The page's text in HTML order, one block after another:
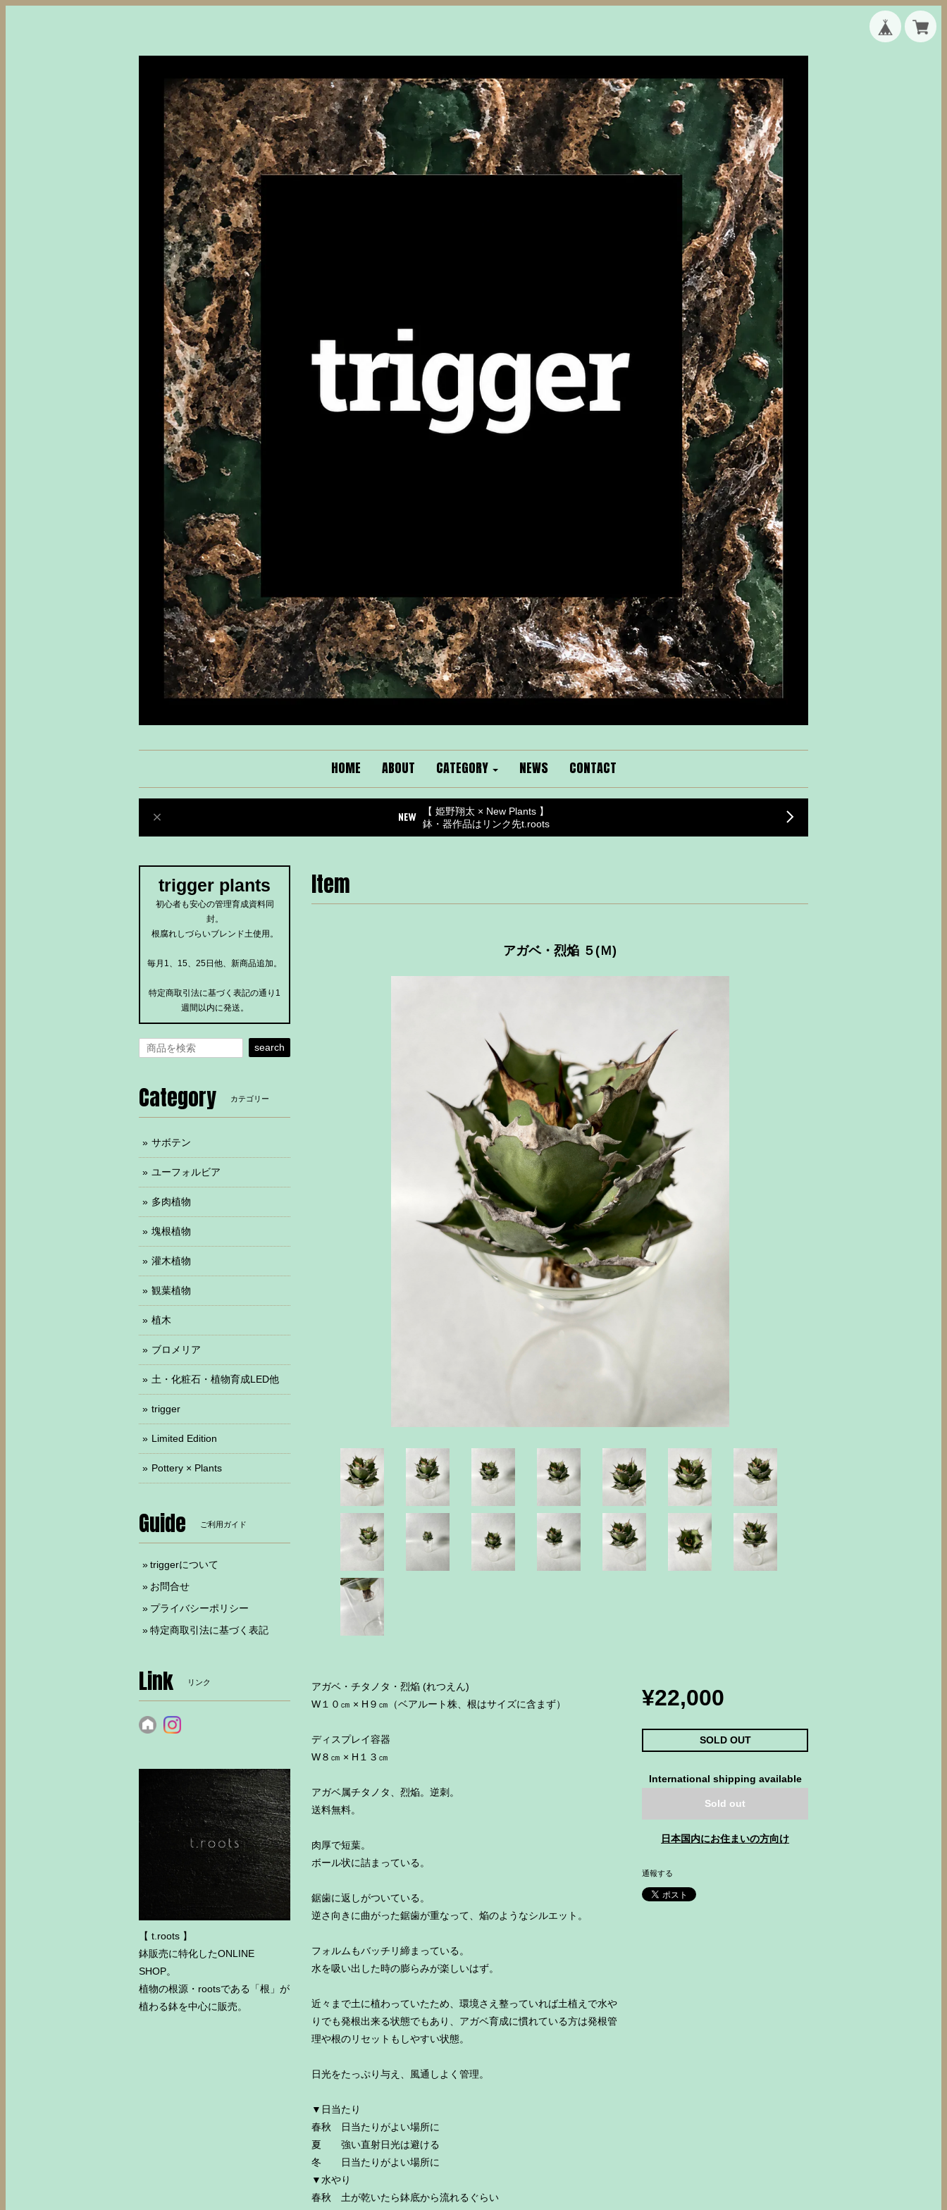
HOME ABOUT CATEGORY NEWS CONTACT
【 姫野翔太 × New Plants 】
鉢・器作品はリンク先t.roots
Item
アガベ・烈焔 ５(Ｍ)
アガベ・チタノタ・烈焔 (れつえん)
W１０㎝ × H９㎝（ベアルート株、根はサイズに含まず）
ディスプレイ容器
W８㎝ × H１３㎝
アガベ属チタノタ、烈焔。逆刺。
送料無料。
肉厚で短葉。
ボール状に詰まっている。
鋸歯に返しがついている。
逆さ向きに曲がった鋸歯が重なって、焔のようなシルエット。
フォルムもバッチリ締まっている。
水を吸い出した時の膨らみが楽しいはず。
近々まで土に植わっていたため、環境さえ整っていれば土植えで水や
りでも発根出来る状態でもあり、アガベ育成に慣れている方は発根管
理や根のリセットもしやすい状態。
日光をたっぷり与え、風通しよく管理。
▼日当たり
春秋 日当たりがよい場所に
夏 強い直射日光は避ける
冬 日当たりがよい場所に
▼水やり
春秋 土が乾いたら鉢底から流れるぐらい
¥22,000
SOLD OUT
International shipping available
Sold out
日本国内にお住まいの方向け
通報する
trigger plants
初心者も安心の管理育成資料同
封。
根腐れしづらいブレンド土使用。
毎月1、15、25日他、新商品追加。
特定商取引法に基づく表記の通り1
週間以内に発送。
search
Category カテゴリー
サボテン
ユーフォルビア
多肉植物
塊根植物
灌木植物
観葉植物
植木
ブロメリア
土・化粧石・植物育成LED他
trigger
Limited Edition
Pottery × Plants
Guide ご利用ガイド
triggerについて
お問合せ
プライバシーポリシー
特定商取引法に基づく表記
Link リンク
【 t.roots 】
鉢販売に特化したONLINE
SHOP。
植物の根源・rootsである「根」が
植わる鉢を中心に販売。